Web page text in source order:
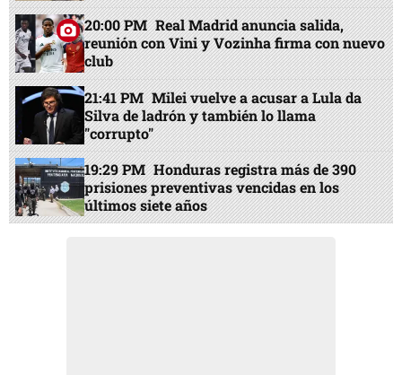
20:00 PM Real Madrid anuncia salida,
reunión con Vini y Vozinha firma con nuevo
club
21:41 PM Milei vuelve a acusar a Lula da
Silva de ladrón y también lo llama
"corrupto"
19:29 PM Honduras registra más de 390
prisiones preventivas vencidas en los
últimos siete años